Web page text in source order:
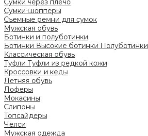
Сумки через плечо
Сумки-шопперы
Съемные ремни для сумок
Мужская обувь
Ботинки и полуботинки
Ботинки Высокие ботинки Полуботинки
Классическая обувь
Туфли Туфли из редкой кожи
Кроссовки и кеды
Летняя обувь
Лоферы
Мокасины
Слипоны
Топсайдеры
Челси
Мужская одежда